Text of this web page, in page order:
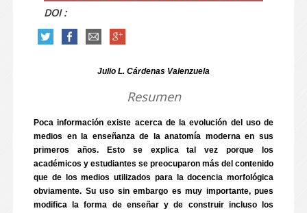
DOI :
Julio L. Cárdenas Valenzuela
Resumen
Poca información existe acerca de la evolución del uso de
medios en la enseñanza de la anatomía moderna en sus
primeros años. Esto se explica tal vez porque los
académicos y estudiantes se preocuparon más del contenido
que de los medios utilizados para la docencia morfológica
obviamente. Su uso sin embargo es muy importante, pues
modifica la forma de enseñar y de construir incluso los